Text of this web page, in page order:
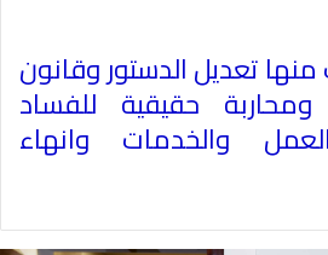
تعديل الدستور وقانون
حقيقية للفساد
والخدمات وانهاء